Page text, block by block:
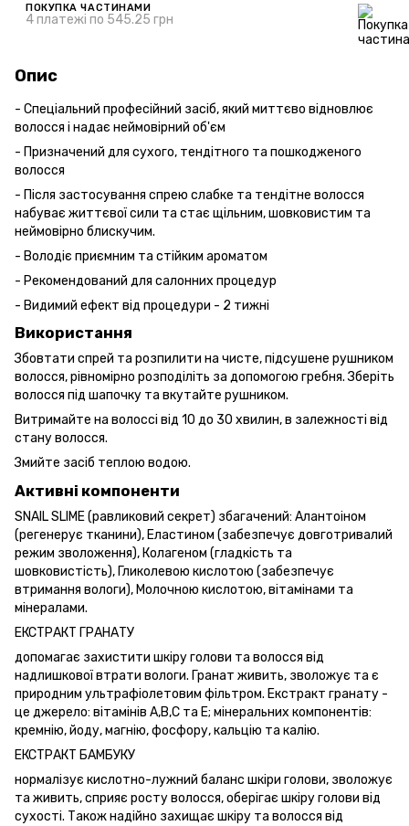
ПОКУПКА ЧАСТИНАМИ
4 платежі по 545.25 грн
Опис
- Спеціальний професійний засіб, який миттєво відновлює
волосся і надає неймовірний об'єм
- Призначений для сухого, тендітного та пошкодженого
волосся
- Після застосування спрею слабке та тендітне волосся
набуває життєвої сили та стає щільним, шовковистим та
неймовірно блискучим.
- Володіє приємним та стійким ароматом
- Рекомендований для салонних процедур
- Видимий ефект від процедури - 2 тижні
Використання
Збовтати спрей та розпилити на чисте, підсушене рушником
волосся, рівномірно розподіліть за допомогою гребня. Зберіть
волосся під шапочку та вкутайте рушником.
Витримайте на волоссі від 10 до 30 хвилин, в залежності від
стану волосся.
Змийте засіб теплою водою.
Активні компоненти
SNAIL SLIME (равликовий секрет) збагачений: Алантоіном
(регенерує тканини), Еластином (забезпечує довготривалий
режим зволоження), Колагеном (гладкість та
шовковистість), Гликолевою кислотою (забезпечує
втримання вологи), Молочною кислотою, вітамінами та
мінералами.
ЕКСТРАКТ ГРАНАТУ
допомагає захистити шкіру голови та волосся від
надлишкової втрати вологи. Гранат живить, зволожує та є
природним ультрафіолетовим фільтром. Екстракт гранату -
це джерело: вітамінів А,В,С та Е; мінеральних компонентів:
кремнію, йоду, магнію, фосфору, кальцію та калію.
ЕКСТРАКТ БАМБУКУ
нормалізує кислотно-лужний баланс шкіри голови, зволожує
та живить, сприяє росту волосся, оберігає шкіру голови від
сухості. Також надійно захищає шкіру та волосся від